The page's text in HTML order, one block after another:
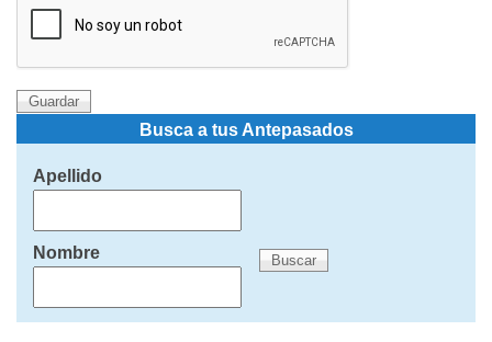
Busca a tus Antepasados
Apellido
Nombre